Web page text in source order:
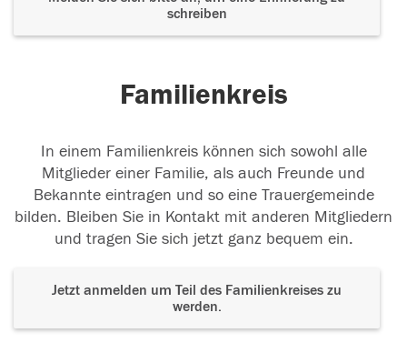
schreiben
Familienkreis
In einem Familienkreis können sich sowohl alle
Mitglieder einer Familie, als auch Freunde und
Bekannte eintragen und so eine Trauergemeinde
bilden. Bleiben Sie in Kontakt mit anderen Mitgliedern
und tragen Sie sich jetzt ganz bequem ein.
Jetzt anmelden um Teil des Familienkreises zu
werden.